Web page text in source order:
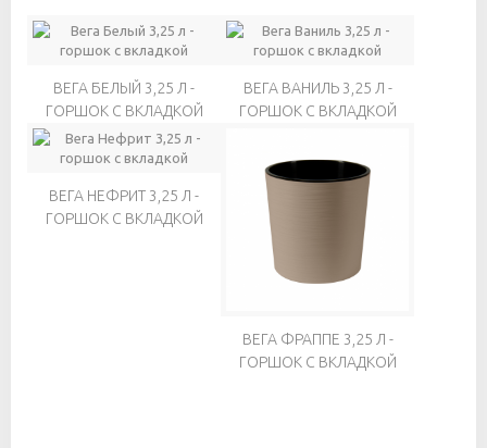
ВЕГА БЕЛЫЙ 3,25 Л -
ГОРШОК С ВКЛАДКОЙ
ВЕГА ВАНИЛЬ 3,25 Л -
ГОРШОК С ВКЛАДКОЙ
ВЕГА НЕФРИТ 3,25 Л -
ГОРШОК С ВКЛАДКОЙ
ВЕГА ФРАППЕ 3,25 Л -
ГОРШОК С ВКЛАДКОЙ